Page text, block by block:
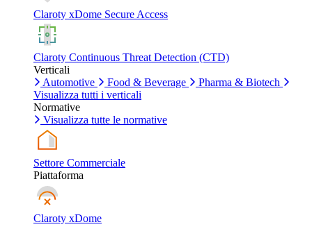
Claroty xDome Secure Access
Claroty Continuous Threat Detection (CTD)
Verticali
Automotive
Food & Beverage
Pharma & Biotech
Visualizza tutti i verticali
Normative
Visualizza tutte le normative
Settore Commerciale
Piattaforma
Claroty xDome